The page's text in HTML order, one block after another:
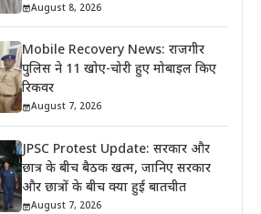
August 8, 2026
Mobile Recovery News: राजगीर
पुलिस ने 11 खोए-चोरी हुए मोबाइल किए
रिकवर
August 7, 2026
JPSC Protest Update: सरकार और
छात्र के बीच बैठक खत्म, जानिए सरकार
और छात्रों के बीच क्या हुई बातचीत
August 7, 2026